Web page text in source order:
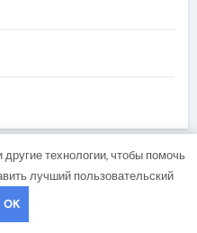
технологии, чтобы помочь
лучший пользовательский
OK